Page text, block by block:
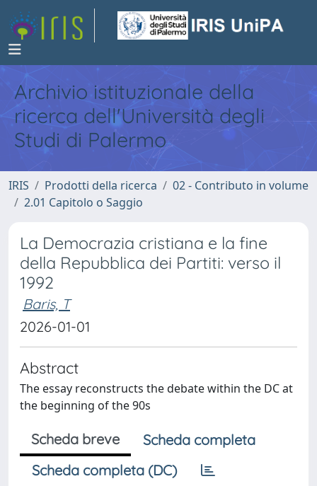
Archivio istituzionale della
ricerca dell'Università degli
Studi di Palermo
IRIS Prodotti della ricerca
02 - Contributo in volume
2.01 Capitolo o Saggio
La Democrazia cristiana e la fine
della Repubblica dei Partiti: verso il
1992
Baris, T
2026-01-01
Abstract
The essay reconstructs the debate within the DC at
the beginning of the 90s
Scheda breve
Scheda completa
Scheda completa (DC)